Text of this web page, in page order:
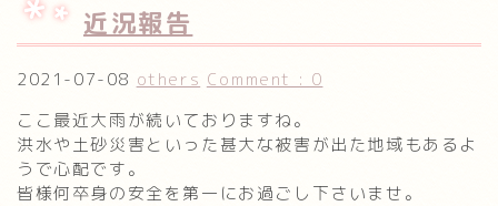
近況報告
2021-07-08 others Comment : 0
ここ最近大雨が続いておりますね。
洪水や土砂災害といった甚大な被害が出た地域もあるよ
うで心配です。
皆様何卒身の安全を第一にお過ごし下さいませ。